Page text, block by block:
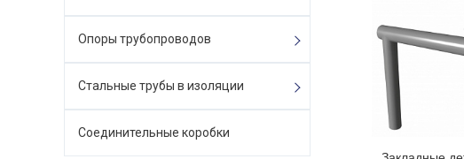
Опоры трубопроводов
Стальные трубы в изоляции
Соединительные коробки